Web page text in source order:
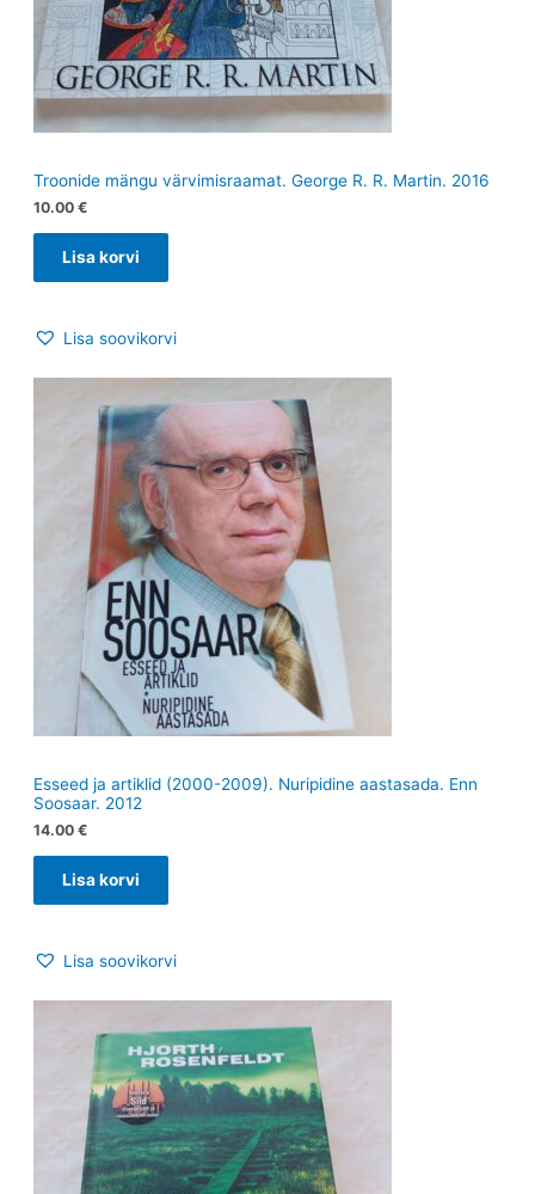
Troonide mängu värvimisraamat. George R. R. Martin. 2016
10.00 €
Lisa korvi
Lisa soovikorvi
Esseed ja artiklid (2000-2009). Nuripidine aastasada. Enn
Soosaar. 2012
14.00 €
Lisa korvi
Lisa soovikorvi